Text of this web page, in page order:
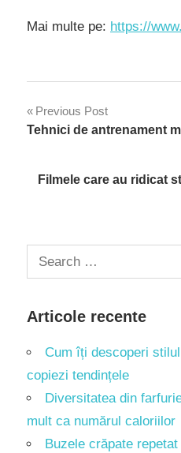
Mai multe pe: https://
Navigare
articole
Previous Post
Tehnici de antrenament
Filmele care au ridicat
Search
for:
Articole recente
Cum îți descoperi
copiezi tendințele
Diversitatea din
mult ca numărul caloriilor
Buzele crăpate